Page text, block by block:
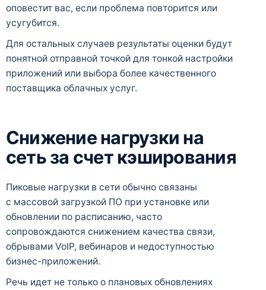
оповестит вас, если проблема повторится или
усугубится.
Для остальных случаев результаты оценки будут
понятной отправной точкой для тонкой настройки
приложений или выбора более качественного
поставщика облачных услуг.
Снижение нагрузки на
сеть за счет кэширования
Пиковые нагрузки в сети обычно связаны
с массовой загрузкой ПО при установке или
обновлении по расписанию, часто
сопровождаются снижением качества связи,
обрывами VoIP, вебинаров и недоступностью
бизнес-приложений.
Речь идет не только о плановых обновлениях